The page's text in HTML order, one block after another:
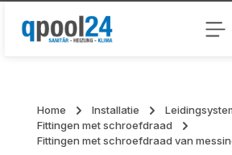
Ga naar de hoofdinhoud
Home Installatie
Fittingen met schroefdraad
Fittingen met schroefdraad van